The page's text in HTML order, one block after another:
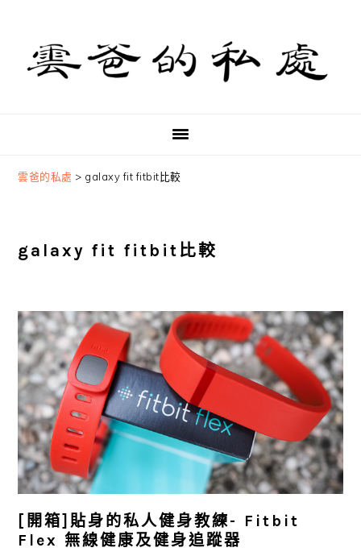
primary
navigation
content
primary
sidebar
雲爸的私處 > galaxy fit fitbit比較
galaxy fit fitbit比較
[開箱]貼身的私人健身教練- Fitbit
Flex 無線健康及健身追蹤器